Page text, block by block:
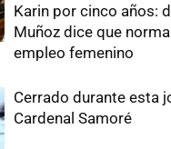
Karin por cinco años:
Muñoz dice que
empleo femenino
Cerrado durante esta
Cardenal Samoré